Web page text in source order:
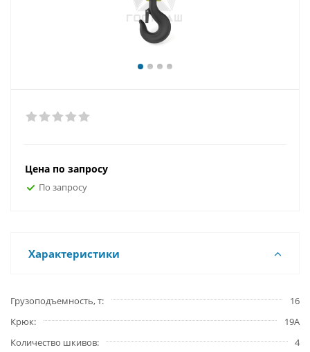
Цена по запросу
По запросу
Характеристики
Грузоподъемность, т
16
Крюк
19А
Количество шкивов
4